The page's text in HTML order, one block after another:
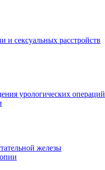
и сексуальных расстройств
урологических операций
железы